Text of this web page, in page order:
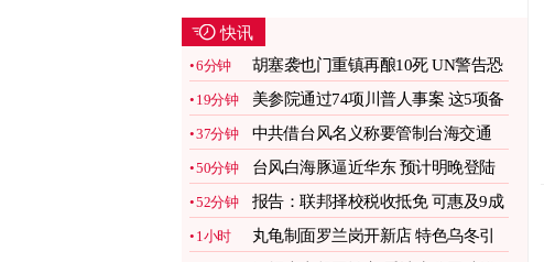
快讯
6分钟
胡塞袭也门重镇再酿10死 UN警告恐
爆大冲突
图
19分钟
美参院通过74项川普人事案 这5项备
受关注 图
37分钟
中共借台风名义称要管制台海交通
台湾谴责 图
50分钟
台风白海豚逼近华东 预计明晚登陆
闽浙沿海 图
52分钟
报告：联邦择校税收抵免 可惠及9成
K-12学生 图
1小时
丸龟制面罗兰岗开新店 特色乌冬引
顾客盈门 图